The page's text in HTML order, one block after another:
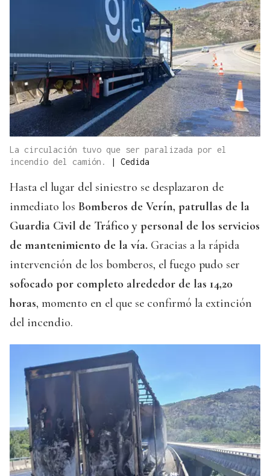
La circulación tuvo que ser paralizada por el
incendio del camión.
| Cedida
Hasta el lugar del siniestro se desplazaron de
inmediato los Bomberos de Verín, patrullas de la
Guardia Civil de Tráfico y personal de los servicios
de mantenimiento de la vía. Gracias a la rápida
intervención de los bomberos, el fuego pudo ser
sofocado por completo alrededor de las 14,20
horas, momento en el que se confirmó la extinción
del incendio.